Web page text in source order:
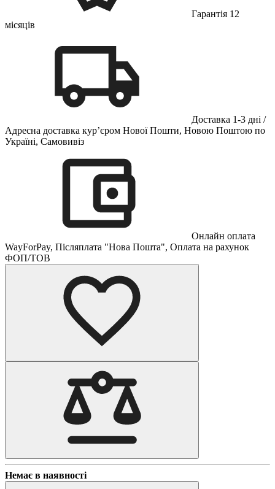
Гарантія 12
місяців
Доставка 1-3 дні /
Адресна доставка кур’єром Нової Пошти, Новою Поштою по
Україні, Самовивіз
Онлайн оплата
WayForPay, Післяплата "Нова Пошта", Оплата на рахунок
ФОП/ТОВ
Немає в наявності